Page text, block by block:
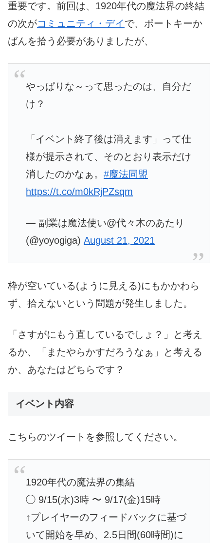
重要です。前回は、1920年代の魔法界の終結
の次がコミュニティ・デイで、ポートキーか
ばんを拾う必要がありましたが、
やっぱりな～って思ったのは、自分だ
け？
「イベント終了後は消えます」って仕
様が提示されて、そのとおり表示だけ
消したのかなぁ。 #魔法同盟
https://t.co/m0kRjPZsqm
— 副業は魔法使い@代々木のあたり
(@yoyogiga) August 21, 2021
枠が空いている(ように見える)にもかかわら
ず、拾えないという問題が発生しました。
「さすがにもう直しているでしょ？」と考え
るか、「またやらかすだろうなぁ」と考える
か、あなたはどちらです？
イベント内容
こちらのツイートを参照してください。
1920年代の魔法界の集結
◯ 9/15(水)3時 〜 9/17(金)15時
↑プレイヤーのフィードバックに基づ
いて開始を早め、2.5日間(60時間)に